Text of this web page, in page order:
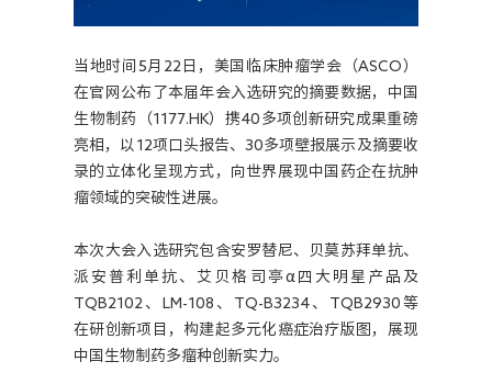
当地时间5月22日，美国临床肿瘤学会（ASCO）
在官网公布了本届年会入选研究的摘要数据，中国
生物制药（1177.HK）携40多项创新研究成果重磅
亮相，以12项口头报告、30多项壁报展示及摘要收
录的立体化呈现方式，向世界展现中国药企在抗肿
瘤领域的突破性进展。
本次大会入选研究包含安罗替尼、贝莫苏拜单抗、
派安普利单抗、艾贝格司亭α四大明星产品及
TQB2102、LM-108、TQ-B3234、TQB2930等
在研创新项目，构建起多元化癌症治疗版图，展现
中国生物制药多瘤种创新实力。